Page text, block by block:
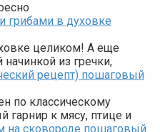
грибами в духовке
целиком! А еще
из гречки,
рецепт) пошаговый
по классическому
гарнир к мясу, птице и
на сковороде пошаговый